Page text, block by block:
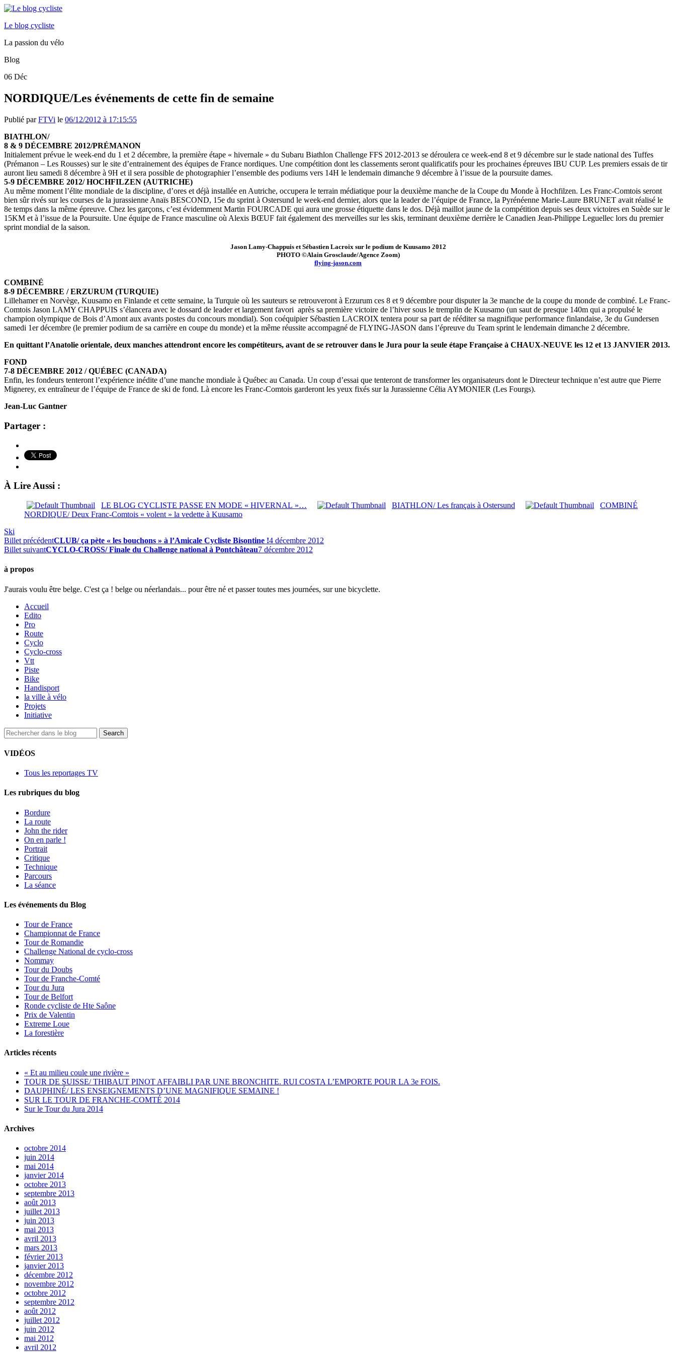
Le blog cycliste
La passion du vélo
Blog
06 Déc
NORDIQUE/Les événements de cette fin de semaine
Publié parFTVi le 06/12/2012 à 17:15:55
BIATHLON/
8 & 9 DÉCEMBRE 2012/PRÉMANON
Initialement prévue le week-end du 1 et 2 décembre, la première étape « hivernale » du Subaru Biathlon Challenge FFS 2012-2013 se déroulera ce week-end 8 et 9 décembre sur le stade national des Tuffes
(Prémanon – Les Rousses) sur le site d’entrainement des équipes de France nordiques. Une compétition dont les classements seront qualificatifs pour les prochaines épreuves IBU CUP. Les premiers essais de tir
auront lieu samedi 8 décembre à 9H et il sera possible de photographier l’ensemble des podiums vers 14H le lendemain dimanche 9 décembre à l’issue de la poursuite dames.
5-9 DÉCEMBRE 2012/HOCHFILZEN (AUTRICHE)
Au même moment l’élite mondiale de la discipline, d’ores et déjà installée en Autriche, occupera le terrain médiatique pour la deuxième manche de la Coupe du Monde à Hochfilzen. Les Franc-Comtois seront
bien sûr rivés sur les courses de la jurassienne Anaïs BESCOND, 15e du sprint à Ostersund le week-end dernier, alors que la leader de l’équipe de France, la Pyrénéenne Marie-Laure BRUNET avait réalisé le
8e temps dans la même épreuve. Chez les garçons, c’est évidemment Martin FOURCADE qui aura une grosse étiquette dans le dos. Déjà maillot jaune de la compétition depuis ses deux victoires en Suède sur le
15KM et à l’issue de la Poursuite. Une équipe de France masculine où Alexis BŒUF fait également des merveilles sur les skis, terminant deuxième derrière le Canadien Jean-Philippe Leguellec lors du premier
sprint mondial de la saison.
Jason Lamy-Chappuis et Sébastien Lacroix sur le podium de Kuusamo 2012
PHOTO ©Alain Grosclaude/Agence Zoom)
flying-jason.com
COMBINÉ
8-9 DÉCEMBRE / ERZURUM (TURQUIE)
Lillehamer en Norvège, Kuusamo en Finlande et cette semaine, la Turquie où les sauteurs se retrouveront à Erzurum ces 8 et 9 décembre pour disputer la 3e manche de la coupe du monde de combiné. Le Franc-
Comtois Jason LAMY CHAPPUIS s’élancera avec le dossard de leader et largement favori après sa première victoire de l’hiver sous le tremplin de Kuusamo (un saut de presque 140m qui a propulsé le
champion olympique de Bois d’Amont aux avants postes du concours mondial). Son coéquipier Sébastien LACROIX tentera pour sa part de rééditer sa magnifique performance finlandaise, 3e du Gundersen
samedi 1er décembre (le premier podium de sa carrière en coupe du monde) et la même réussite accompagné de FLYING-JASON dans l’épreuve du Team sprint le lendemain dimanche 2 décembre.
En quittant l’Anatolie orientale, deux manches attendront encore les compétiteurs, avant de se retrouver dans le Jura pour la seule étape Française à CHAUX-NEUVE les 12 et 13 JANVIER 2013.
FOND
7-8 DÉCEMBRE 2012 / QUÉBEC (CANADA)
Enfin, les fondeurs tenteront l’expérience inédite d’une manche mondiale à Québec au Canada. Un coup d’essai que tenteront de transformer les organisateurs dont le Directeur technique n’est autre que Pierre
Mignerey, ex entraîneur de l’équipe de France de ski de fond. Là encore les Franc-Comtois garderont les yeux fixés sur la Jurassienne Célia AYMONIER (Les Fourgs).
Jean-Luc Gantner
Partager :
À Lire Aussi :
LE BLOG CYCLISTE PASSE EN MODE « HIVERNAL »… BIATHLON/ Les français à Ostersund
COMBINÉ
NORDIQUE/ Deux Franc-Comtois « volent » la vedette à Kuusamo
Ski
Billet précédentCLUB/ ça pète « les bouchons » à l’Amicale Cycliste Bisontine !4 décembre 2012
Billet suivantCYCLO-CROSS/ Finale du Challenge national à Pontchâteau7 décembre 2012
à propos
J'aurais voulu être belge. C'est ça ! belge ou néerlandais... pour être né et passer toutes mes journées, sur une bicyclette.
Accueil
Edito
Pro
Route
Cyclo
Cyclo-cross
Vtt
Piste
Bike
Handisport
la ville à vélo
Projets
Initiative
VIDÉOS
Tous les reportages TV
Les rubriques du blog
Bordure
La route
John the rider
On en parle !
Portrait
Critique
Technique
Parcours
La séance
Les événements du Blog
Tour de France
Championnat de France
Tour de Romandie
Challenge National de cyclo-cross
Nommay
Tour du Doubs
Tour de Franche-Comté
Tour du Jura
Tour de Belfort
Ronde cycliste de Hte Saône
Prix de Valentin
Extreme Loue
La forestière
Articles récents
« Et au milieu coule une rivière »
TOUR DE SUISSE/ THIBAUT PINOT AFFAIBLI PAR UNE BRONCHITE. RUI COSTA L’EMPORTE POUR LA 3e FOIS.
DAUPHINÉ/ LES ENSEIGNEMENTS D’UNE MAGNIFIQUE SEMAINE !
SUR LE TOUR DE FRANCHE-COMTÉ 2014
Sur le Tour du Jura 2014
Archives
octobre 2014
juin 2014
mai 2014
janvier 2014
octobre 2013
septembre 2013
août 2013
juillet 2013
juin 2013
mai 2013
avril 2013
mars 2013
février 2013
janvier 2013
décembre 2012
novembre 2012
octobre 2012
septembre 2012
août 2012
juillet 2012
juin 2012
mai 2012
avril 2012